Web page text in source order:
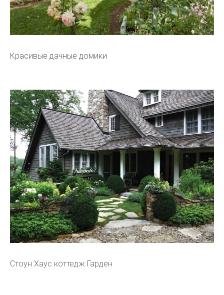
Красивые дачные домики
Стоун Хаус коттедж Гарден